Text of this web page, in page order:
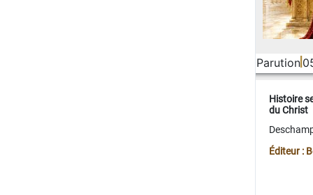
Parution
Histoire
du Christ
Éditeur :